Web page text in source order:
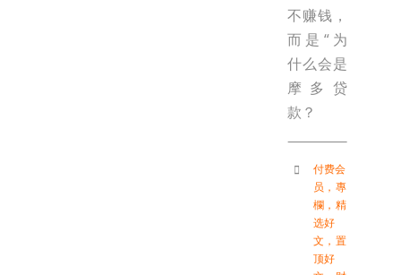
不赚钱，
而是“为
什么会是
摩多贷
款？
付费会
员 ， 專
欄 ， 精
选好
文 ， 置
顶好